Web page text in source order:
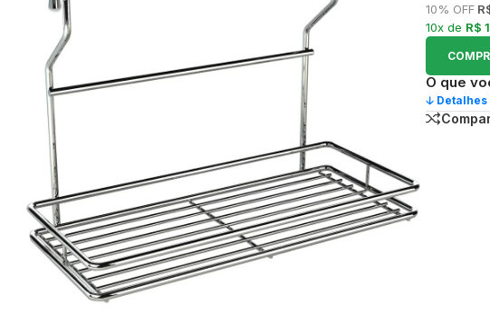
10% OFF
10x de R$
O que
🡣